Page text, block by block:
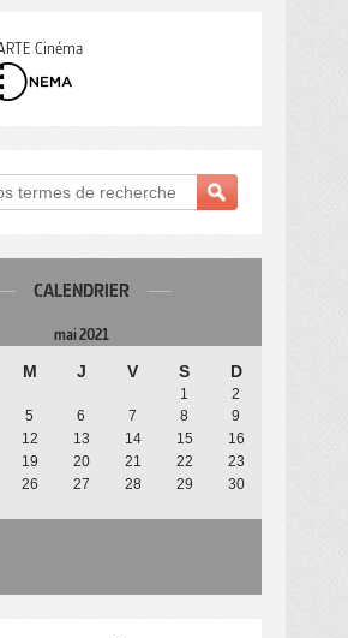
Cinéma
CALENDRIER
mai 2021
M J V S D
1
2
5 6 7 8
9
12 13 14 15
16
19 20 21 22
23
26 27 28 29
30